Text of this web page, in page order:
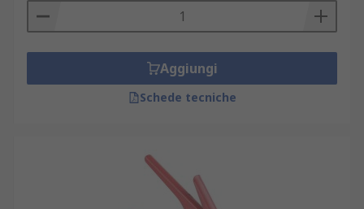
Aggiungi
Schede tecniche